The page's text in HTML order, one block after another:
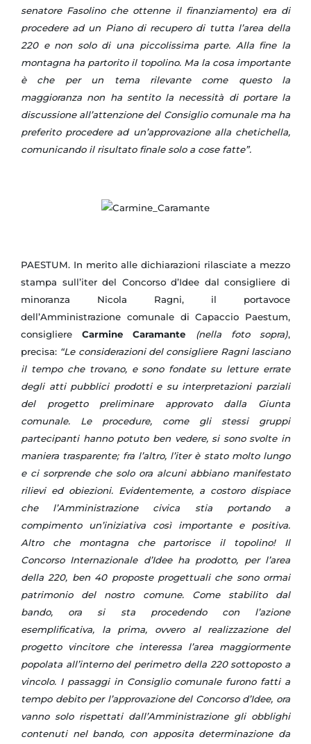
senatore Fasolino che ottenne il finanziamento) era di
procedere ad un Piano di recupero di tutta l’area della
220 e non solo di una piccolissima parte. Alla fine la
montagna ha partorito il topolino. Ma la cosa importante
è che per un tema rilevante come questo la
maggioranza non ha sentito la necessità di portare la
discussione all’attenzione del Consiglio comunale ma ha
preferito procedere ad un’approvazione alla chetichella,
comunicando il risultato finale solo a cose fatte”.
PAESTUM. In merito alle dichiarazioni rilasciate a mezzo
stampa sull’iter del Concorso d’Idee dal consigliere di
minoranza Nicola Ragni, il portavoce
dell’Amministrazione comunale di Capaccio Paestum,
consigliereCarmine Caramante (nella foto sopra),
precisa: “Le considerazioni del consigliere Ragni lasciano
il tempo che trovano, e sono fondate su letture errate
degli atti pubblici prodotti e su interpretazioni parziali
del progetto preliminare approvato dalla Giunta
comunale. Le procedure, come gli stessi gruppi
partecipanti hanno potuto ben vedere, si sono svolte in
maniera trasparente; fra l’altro, l’iter è stato molto lungo
e ci sorprende che solo ora alcuni abbiano manifestato
rilievi ed obiezioni. Evidentemente, a costoro dispiace
che l’Amministrazione civica stia portando a
compimento un’iniziativa così importante e positiva.
Altro che montagna che partorisce il topolino! Il
Concorso Internazionale d’Idee ha prodotto, per l’area
della 220, ben 40 proposte progettuali che sono ormai
patrimonio del nostro comune. Come stabilito dal
bando, ora si sta procedendo con l’azione
esemplificativa, la prima, ovvero al realizzazione del
progetto vincitore che interessa l’area maggiormente
popolata all’interno del perimetro della 220 sottoposto a
vincolo. I passaggi in Consiglio comunale furono fatti a
tempo debito per l’approvazione del Concorso d’Idee, ora
vanno solo rispettati dall’Amministrazione gli obblighi
contenuti nel bando, con apposita determinazione da